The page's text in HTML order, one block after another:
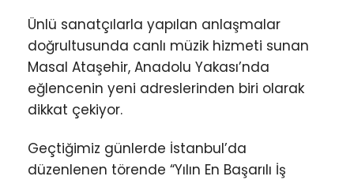
Ünlü sanatçılarla yapılan anlaşmalar
doğrultusunda canlı müzik hizmeti sunan
Masal Ataşehir, Anadolu Yakası’nda
eğlencenin yeni adreslerinden biri olarak
dikkat çekiyor.
Geçtiğimiz günlerde İstanbul’da
düzenlenen törende “Yılın En Başarılı İş